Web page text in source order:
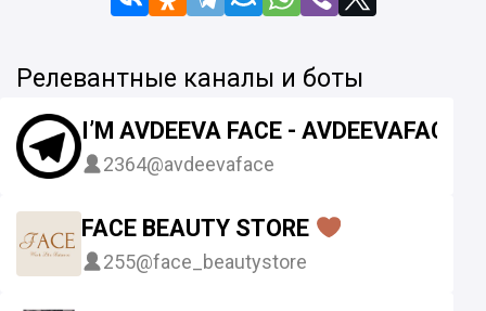
Релевантные каналы и боты
I’M AVDEEVA FACE - AVDEEVAFACE
2364@avdeevaface
FACE BEAUTY STORE
255@face_beautystore